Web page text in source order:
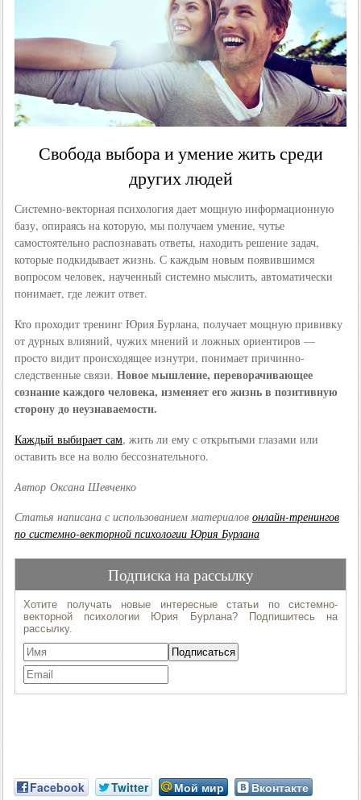
Свобода выбора и умение жить среди
других людей
Системно-векторная психология дает мощную информационную
базу, опираясь на которую, мы получаем умение, чутье
самостоятельно распознавать ответы, находить решение задач,
которые подкидывает жизнь. С каждым новым появившимся
вопросом человек, наученный системно мыслить, автоматически
понимает, где лежит ответ.
Кто проходит тренинг Юрия Бурлана, получает мощную прививку
от дурных влияний, чужих мнений и ложных ориентиров —
просто видит происходящее изнутри, понимает причинно-
следственные связи. Новое мышление, переворачивающее
сознание каждого человека, изменяет его жизнь в позитивную
сторону до неузнаваемости.
Каждый выбирает сам, жить ли ему с открытыми глазами или
оставить все на волю бессознательного.
Автор Оксана Шевченко
Статья написана с использованием материалов онлайн-тренингов
по системно-векторной психологии Юрия Бурлана
Facebook Twitter Мой мир
Вконтакте